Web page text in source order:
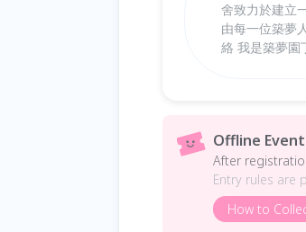
舍致力於建立
由每一位築夢
絡 我是築夢園
Offline Event
After
Entry rules are
How to